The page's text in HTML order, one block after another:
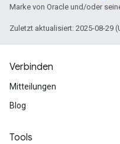
Marke von Oracle und/oder
Zuletzt aktualisiert: 2025-08-29
Verbinden
Mitteilungen
Blog
Tools